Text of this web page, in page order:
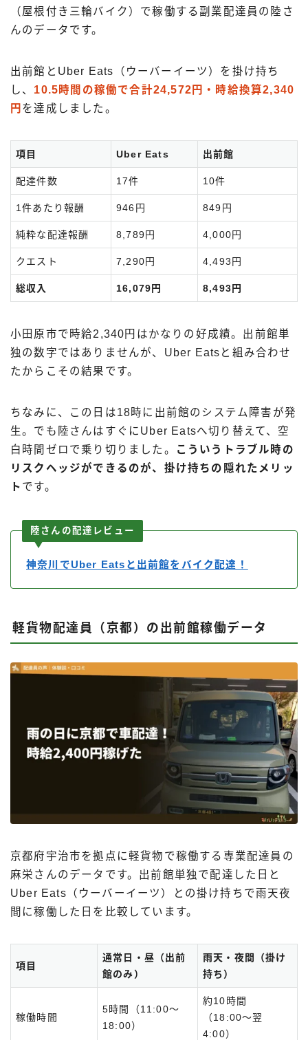
（屋根付き三輪バイク）で稼働する副業配達員の陸さ
んのデータです。
出前館とUber Eats（ウーバーイーツ）を掛け持ち
し、 10.5時間の稼働で合計24,572円・時給換算2,340
円 を達成しました。
項目 Uber Eats 出前館
配達件数 17件 10件
1件あたり報酬 946円 849円
純粋な配達報酬 8,789円 4,000円
クエスト 7,290円 4,493円
総収入 16,079円 8,493円
小田原市で時給2,340円はかなりの好成績。出前館単
独の数字ではありませんが、Uber Eatsと組み合わせ
たからこその結果です。
ちなみに、この日は18時に出前館のシステム障害が発
生。でも陸さんはすぐにUber Eatsへ切り替えて、空
白時間ゼロで乗り切りました。
こういうトラブル時の
リスクヘッジができるのが、掛け持ちの隠れたメリッ
ト です。
陸さんの配達レビュー
神奈川でUber Eatsと出前館をバイク配達！
軽貨物配達員（京都）の出前館稼働データ
京都府宇治市を拠点に軽貨物で稼働する専業配達員の
麻栄さんのデータです。出前館単独で配達した日と
Uber Eats（ウーバーイーツ）との掛け持ちで雨天夜
間に稼働した日を比較しています。
項目
通常日・昼（出前
館のみ）
雨天・夜間（掛け
持ち）
稼働時間
5時間（11:00〜
18:00）
約10時間
（18:00〜翌
4:00）